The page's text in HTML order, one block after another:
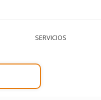
SERVICIOS